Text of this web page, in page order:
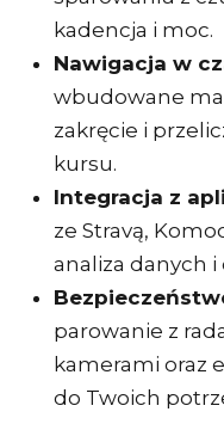
kadencja i moc.
Nawigacja w
wbudowane
zakręcie i
kursu.
Integracja z
ze Stravą,
analiza danych
parowanie z
kamerami oraz
do Twoich